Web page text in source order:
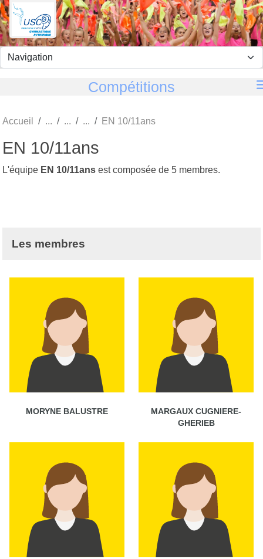
Compétitions
Accueil EN 10/11ans
EN 10/11ans
L'équipe EN 10/11ans est composée de 5 membres.
Les membres
MORYNE BALUSTRE
MARGAUX CUGNIERE-
GHERIEB
Panneau de gestion des cookies